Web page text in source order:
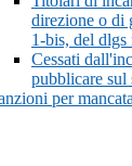
direzione o di
1-bis, del dlgs
Cessati
pubblicare sul
per